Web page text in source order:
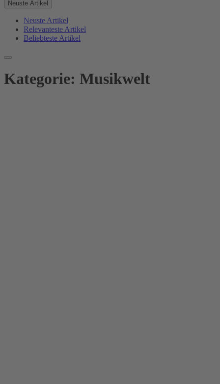
Neuste Artikel
Neuste Artikel
Relevanteste Artikel
Beliebteste Artikel
Kategorie: Musikwelt